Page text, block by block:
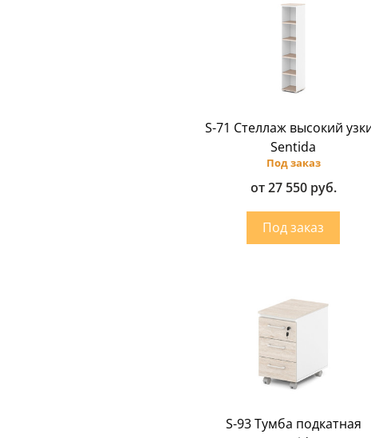
S-71 Стеллаж высокий
Sentida
Под заказ
от 27 550 руб.
S-93 Тумба подкатная